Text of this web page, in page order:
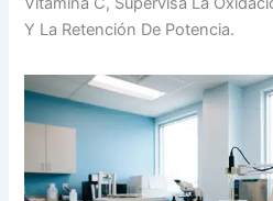
Y La Retención De Potencia.